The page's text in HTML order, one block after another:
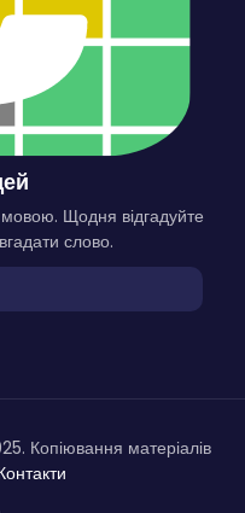
Щодня відгадуйте
слово.
Копіювання матеріалів